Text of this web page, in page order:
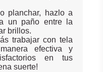
planchar, hazlo a
un paño entre la
brillos.
trabajar con tela
efectiva y
en tus
suerte!